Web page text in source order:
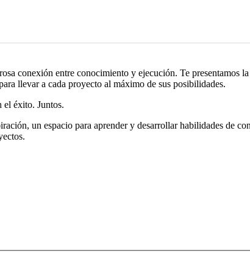
conexión entre conocimiento y ejecución. Te presentamos
llevar a cada proyecto al máximo de sus posibilidades.
el éxito. Juntos.
un espacio para aprender y desarrollar habilidades de